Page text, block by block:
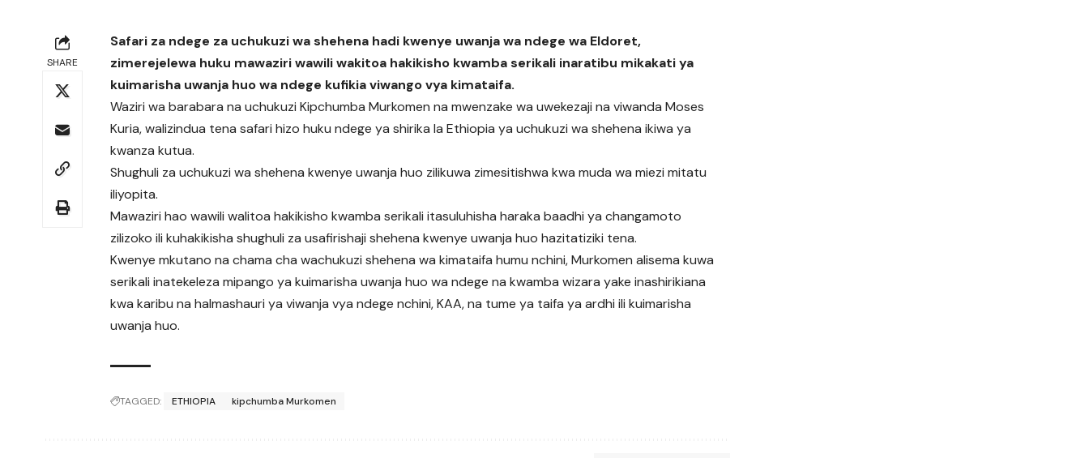
SHARE
Safari za ndege za uchukuzi wa shehena hadi kwenye uwanja wa ndege wa Eldoret,
zimerejelewa huku mawaziri wawili wakitoa hakikisho kwamba serikali inaratibu mikakati ya
kuimarisha uwanja huo wa ndege kufikia viwango vya kimataifa.
Waziri wa barabara na uchukuzi Kipchumba Murkomen na mwenzake wa uwekezaji na viwanda Moses
Kuria, walizindua tena safari hizo huku ndege ya shirika la Ethiopia ya uchukuzi wa shehena ikiwa ya
kwanza kutua.
Shughuli za uchukuzi wa shehena kwenye uwanja huo zilikuwa zimesitishwa kwa muda wa miezi mitatu
iliyopita.
Mawaziri hao wawili walitoa hakikisho kwamba serikali itasuluhisha haraka baadhi ya changamoto
zilizoko ili kuhakikisha shughuli za usafirishaji shehena kwenye uwanja huo hazitatiziki tena.
Kwenye mkutano na chama cha wachukuzi shehena wa kimataifa humu nchini, Murkomen alisema kuwa
serikali inatekeleza mipango ya kuimarisha uwanja huo wa ndege na kwamba wizara yake inashirikiana
kwa karibu na halmashauri ya viwanja vya ndege nchini, KAA, na tume ya taifa ya ardhi ili kuimarisha
uwanja huo.
TAGGED: ETHIOPIA kipchumba Murkomen